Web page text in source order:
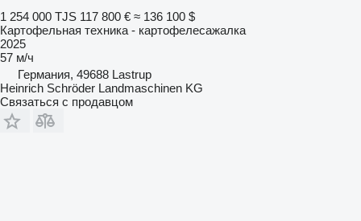
1 254 000 TJS 117 800 € ≈ 136 100 $
Картофельная техника - картофелесажалка
2025
57 м/ч
Германия, 49688 Lastrup
Heinrich Schröder Landmaschinen KG
Связаться с продавцом